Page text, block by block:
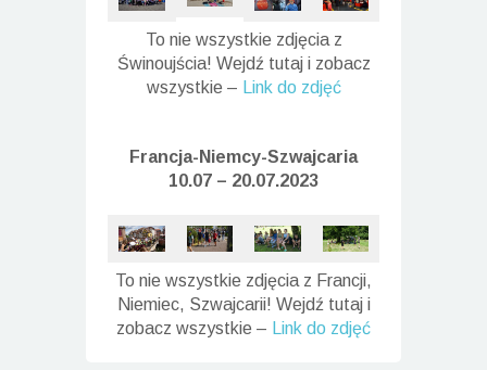
To nie wszystkie zdjęcia z
Świnoujścia! Wejdź tutaj i zobacz
wszystkie –
Link do zdjęć
Francja-Niemcy-Szwajcaria
10.07 – 20.07.2023
To nie wszystkie zdjęcia z Francji,
Niemiec, Szwajcarii! Wejdź tutaj i
zobacz wszystkie –
Link do zdjęć